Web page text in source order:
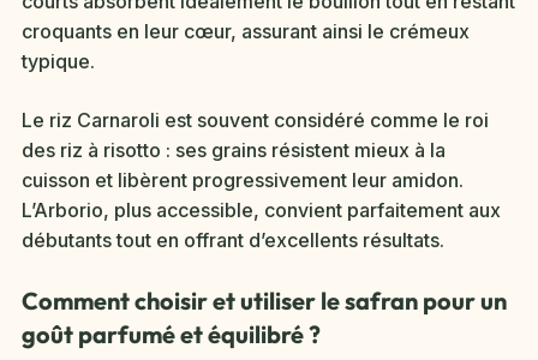
croquants en leur cœur, assurant ainsi le crémeux
typique.
Le riz Carnaroli est souvent considéré comme le roi
des riz à risotto : ses grains résistent mieux à la
cuisson et libèrent progressivement leur amidon.
L’Arborio, plus accessible, convient parfaitement aux
débutants tout en offrant d’excellents résultats.
Comment choisir et utiliser le safran pour un
goût parfumé et équilibré ?